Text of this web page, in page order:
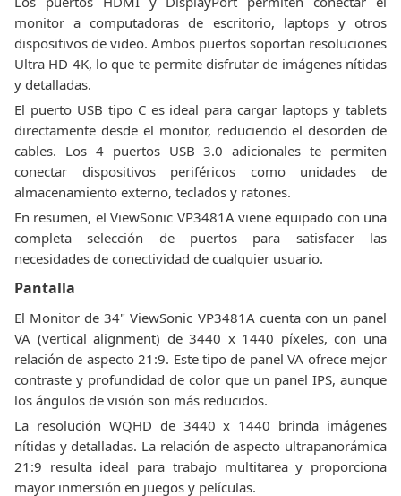
monitor a computadoras de escritorio, laptops y otros
dispositivos de video. Ambos puertos soportan resoluciones
Ultra HD 4K, lo que te permite disfrutar de imágenes nítidas
y detalladas.
El puerto USB tipo C es ideal para cargar laptops y tablets
directamente desde el monitor, reduciendo el desorden de
cables. Los 4 puertos USB 3.0 adicionales te permiten
conectar dispositivos periféricos como unidades de
almacenamiento externo, teclados y ratones.
En resumen, el ViewSonic VP3481A viene equipado con una
completa selección de puertos para satisfacer las
necesidades de conectividad de cualquier usuario.
Pantalla
El Monitor de 34" ViewSonic VP3481A cuenta con un panel
VA (vertical alignment) de 3440 x 1440 píxeles, con una
relación de aspecto 21:9. Este tipo de panel VA ofrece mejor
contraste y profundidad de color que un panel IPS, aunque
los ángulos de visión son más reducidos.
La resolución WQHD de 3440 x 1440 brinda imágenes
nítidas y detalladas. La relación de aspecto ultrapanorámica
21:9 resulta ideal para trabajo multitarea y proporciona
mayor inmersión en juegos y películas.